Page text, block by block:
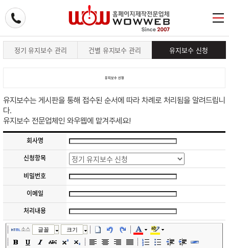
정기 유지보수 관리 건별 유지보수 관리 유지보수 신청
유지보수 신청
유지보수는 게시판을 통해 접수된 순서에 따라 차례로 처리됨을 알려드립니
다.
유지보수 전문업체인 와우웹에 맡겨주세요!
회사명
신청항목
비밀번호
이메일
처리내용
소스 글꼴 크기